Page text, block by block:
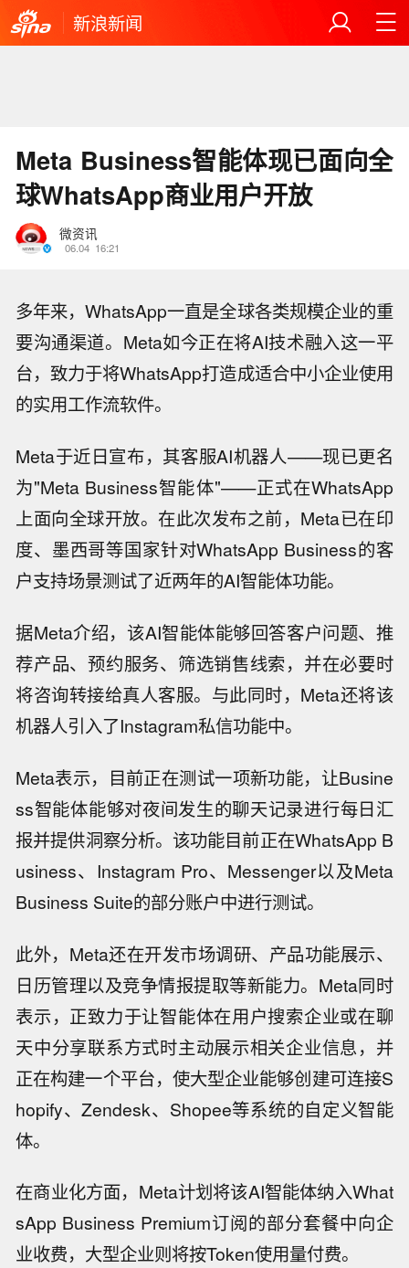
新浪新闻
Meta Business智能体现已面向全
球WhatsApp商业用户开放
微资讯
06.04 16:21
多年来，WhatsApp一直是全球各类规模企业的重
要沟通渠道。Meta如今正在将AI技术融入这一平
台，致力于将WhatsApp打造成适合中小企业使用
的实用工作流软件。
Meta于近日宣布，其客服AI机器人——现已更名
为"Meta Business智能体"——正式在WhatsApp
上面向全球开放。在此次发布之前，Meta已在印
度、墨西哥等国家针对WhatsApp Business的客
户支持场景测试了近两年的AI智能体功能。
据Meta介绍，该AI智能体能够回答客户问题、推
荐产品、预约服务、筛选销售线索，并在必要时
将咨询转接给真人客服。与此同时，Meta还将该
机器人引入了Instagram私信功能中。
Meta表示，目前正在测试一项新功能，让Busine
ss智能体能够对夜间发生的聊天记录进行每日汇
报并提供洞察分析。该功能目前正在WhatsApp B
usiness、Instagram Pro、Messenger以及Meta
Business Suite的部分账户中进行测试。
此外，Meta还在开发市场调研、产品功能展示、
日历管理以及竞争情报提取等新能力。Meta同时
表示，正致力于让智能体在用户搜索企业或在聊
天中分享联系方式时主动展示相关企业信息，并
正在构建一个平台，使大型企业能够创建可连接S
hopify、Zendesk、Shopee等系统的自定义智能
体。
在商业化方面，Meta计划将该AI智能体纳入What
sApp Business Premium订阅的部分套餐中向企
业收费，大型企业则将按Token使用量付费。